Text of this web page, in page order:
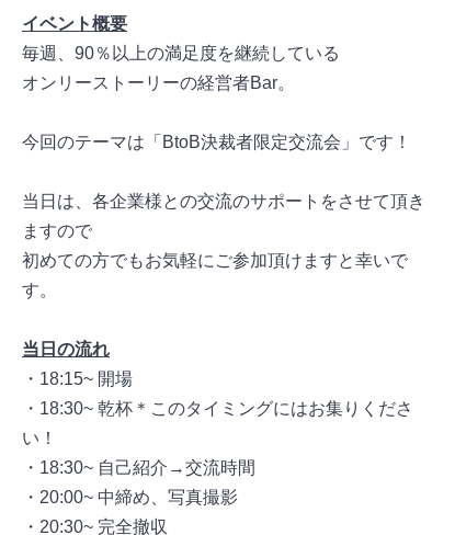
イベント概要
毎週、90％以上の満足度を継続している
オンリーストーリーの経営者Bar。
今回のテーマは「BtoB決裁者限定交流会」です！
当日は、各企業様との交流のサポートをさせて頂き
ますので
初めての方でもお気軽にご参加頂けますと幸いで
す。
当日の流れ
・18:15~ 開場
・18:30~ 乾杯＊このタイミングにはお集りくださ
い！
・18:30~ 自己紹介→交流時間
・20:00~ 中締め、写真撮影
・20:30~ 完全撤収